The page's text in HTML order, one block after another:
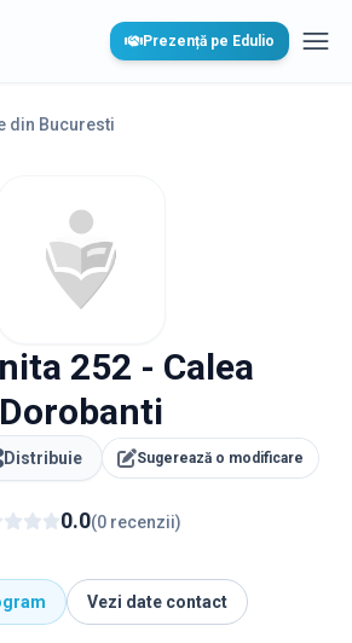
Prezență pe Edulio
din Bucuresti
252 - Calea
Dorobanti
Distribuie Sugerează o modificare
0.0(0 recenzii)
Vezi date contact